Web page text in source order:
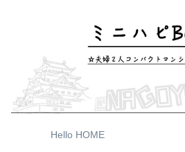
Hello HOME